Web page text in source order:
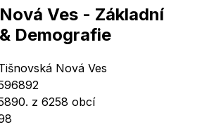
Ves - Základní
& Demografie
Nová Ves
z 6258 obcí